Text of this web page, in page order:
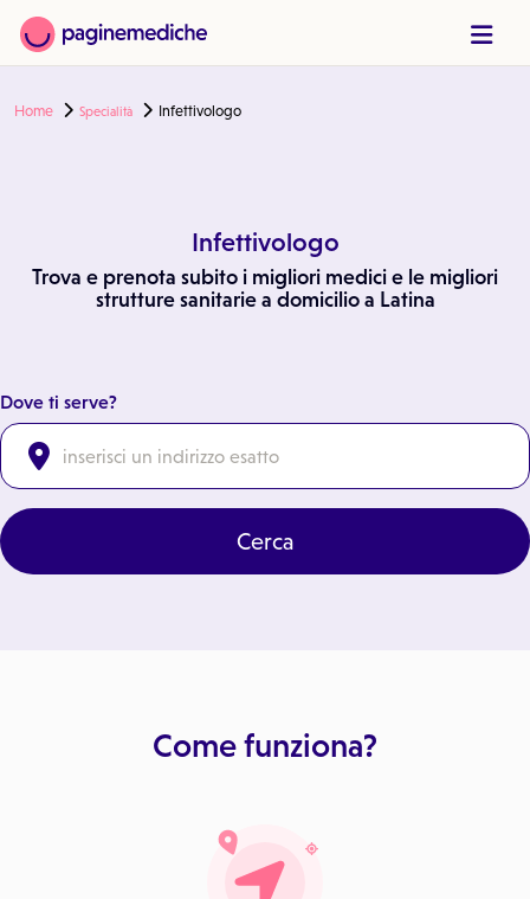
Home Specialità Infettivologo
Infettivologo
Trova e prenota subito i migliori medici e le migliori
strutture sanitarie a domicilio a Latina
Dove ti serve?
Cerca
Come funziona?